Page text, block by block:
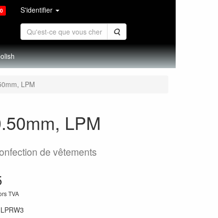
0 S'identifier
Rechercher
LPM
LPM
de vêtements
TVA
LPRW3